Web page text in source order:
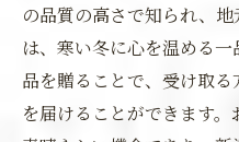
の品質の高さで知られ、
は、寒い冬に心を温める
品を贈ることで、受け取
を届けることができます